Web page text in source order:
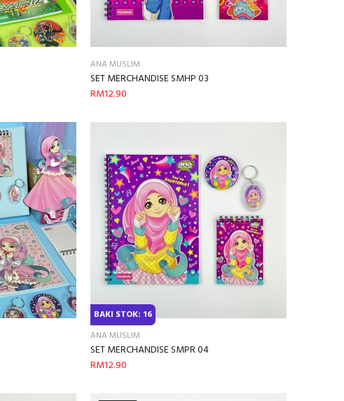
ANA MUSLIM
SET MERCHANDISE SMHP 03
RM12.90
BAKI STOK: 16
ANA MUSLIM
SET MERCHANDISE SMPR 04
RM12.90